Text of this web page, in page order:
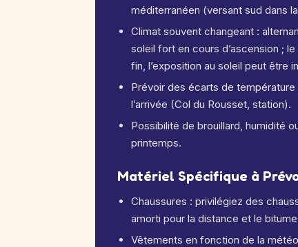
méditerranéen (versant sud dans
Climat souvent changeant :
soleil fort en cours d’ascension ;
fin, l’exposition au soleil peut être
Prévoir des écarts de
l’arrivée (Col du Rousset, station).
Possibilité de brouillard, humidité
printemps.
Matériel Spécifique à
Chaussures : privilégiez des
amorti pour la distance et le
Vêtements en fonction de la